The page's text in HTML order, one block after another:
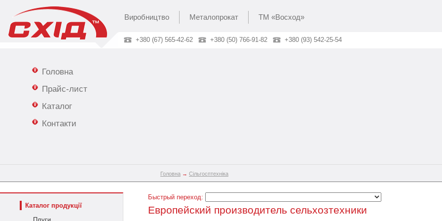
Виробництво Металопрокат ТМ «Восход»
+380 (67) 565-42-62 +380 (50) 766-91-82 +380 (93) 542-25-54
Головна
Прайс-лист
Каталог
Контакти
Головна → Сільгосптехніка
Каталог продукції
Быстрый переход:
Европейский производитель сельхозтехники